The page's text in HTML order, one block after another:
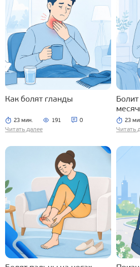
Как болят гланды
23 мин. 191 0
Читать далее
23
Читать